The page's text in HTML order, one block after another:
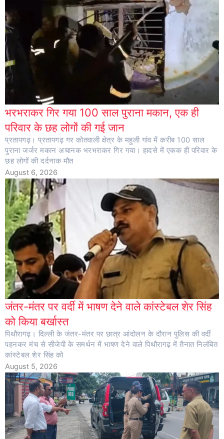
भरभराकर गिर गया 100 साल पुराना मकान, एक ही
परिवार के छह लोगों की गई जान
प्रतापगढ़। प्रतापगढ़ गर कोतवाली क्षेत्र के महुली गांव में करीब 100 साल
पुराना जर्जर मकान अचानक भरभराकर गिर गया। हादसे में एकक ही परिवार के
छह लोगों की दर्दनाक मौत
August 6, 2026
जंतर-मंतर पर वर्दी में भाषण देने वाले कांस्टेबल शेर सिंह
को किया बर्खास्त
पिथौरागढ़। दिल्ली के जंतर-मंतर पर छात्र आंदोलन के दौरान पुलिस की वर्दी
पहनकर मंच से सीजेपी के समर्थन में भाषण देने वाले पिथौरागढ़ में तैनात निलंबित
कांस्टेबल शेर सिंह को
August 5, 2026